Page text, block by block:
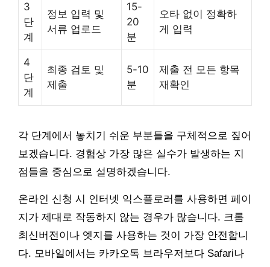
3
단
계
정보 입력 및
서류 업로드
15-
20
분
오타 없이 정확하
게 입력
4
단
계
최종 검토 및
제출
5-10
분
제출 전 모든 항목
재확인
각 단계에서 놓치기 쉬운 부분들을 구체적으로 짚어
보겠습니다. 경험상 가장 많은 실수가 발생하는 지
점들을 중심으로 설명하겠습니다.
온라인 신청 시 인터넷 익스플로러를 사용하면 페이
지가 제대로 작동하지 않는 경우가 많습니다. 크롬
최신버전이나 엣지를 사용하는 것이 가장 안전합니
다. 모바일에서는 카카오톡 브라우저보다 Safari나